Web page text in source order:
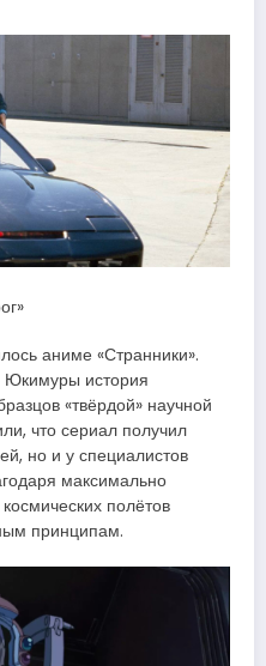
аниме «Странники».
Юкимуры история
«твёрдой» научной
что сериал получил
но и у специалистов
максимально
полётов
принципам.